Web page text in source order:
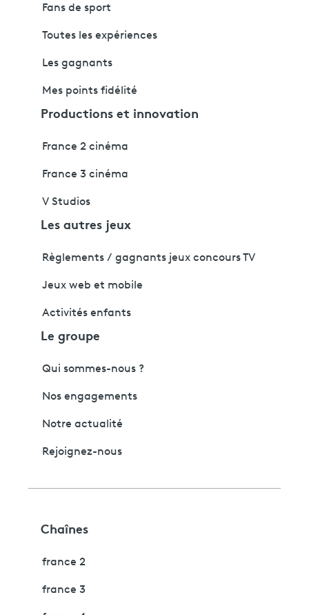
Fans de sport
Toutes les expériences
Les gagnants
Mes points fidélité
Productions et innovation
France 2 cinéma
France 3 cinéma
V Studios
Les autres jeux
Règlements / gagnants jeux concours TV
Jeux web et mobile
Activités enfants
Le groupe
Qui sommes-nous ?
Nos engagements
Notre actualité
Rejoignez-nous
Chaînes
france 2
france 3